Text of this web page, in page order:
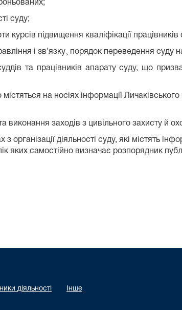
суду;
курсів підвищення кваліфікації працівників
і зв’язку¸ порядок переведення
та працівників апарату суду, що
на носіях інформації
виконання заходів з цивільного захисту й
організації діяльності суду, які містять
яких самостійно визначає розпорядник
діяльності Інше